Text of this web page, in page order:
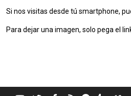
Si nos visitas desde tú smartphone,
Para dejar una imagen, solo pega el